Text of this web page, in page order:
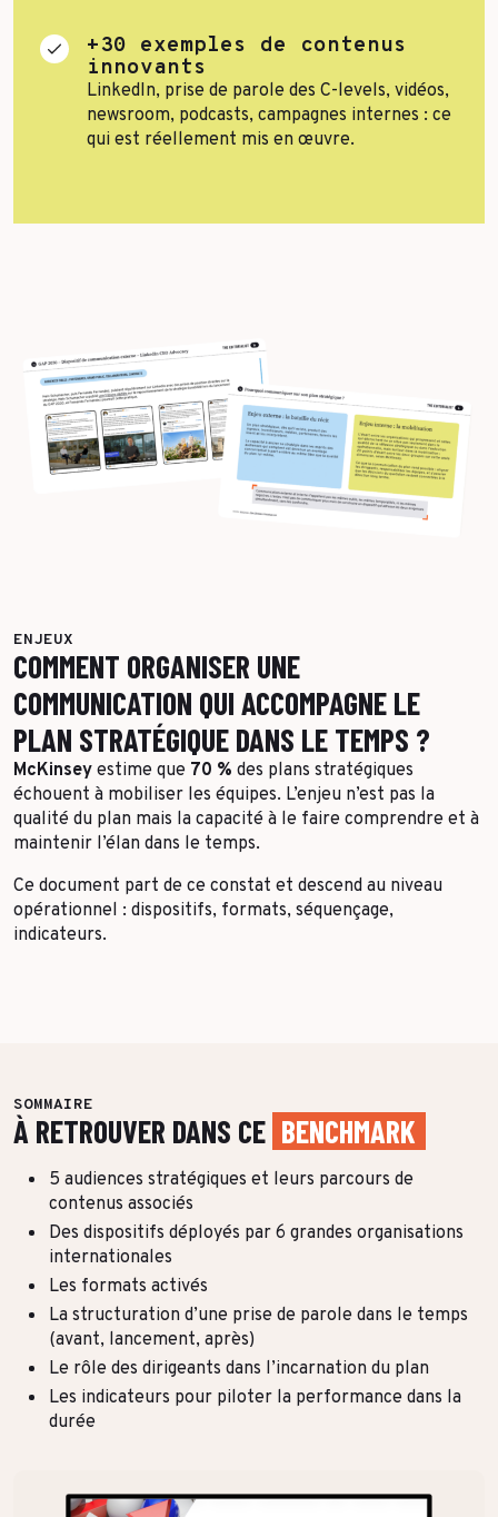
+30 exemples de contenus
innovants
LinkedIn, prise de parole des C-levels, vidéos,
newsroom, podcasts, campagnes internes : ce
qui est réellement mis en œuvre.
ENJEUX
COMMENT ORGANISER UNE
COMMUNICATION QUI ACCOMPAGNE LE
PLAN STRATÉGIQUE DANS LE TEMPS ?
McKinsey estime que 70 % des plans stratégiques
échouent à mobiliser les équipes. L’enjeu n’est pas la
qualité du plan mais la capacité à le faire comprendre et à
maintenir l’élan dans le temps.
Ce document part de ce constat et descend au niveau
opérationnel : dispositifs, formats, séquençage,
indicateurs.
SOMMAIRE
À RETROUVER DANS CE BENCHMARK
5 audiences stratégiques et leurs parcours de
contenus associés
Des dispositifs déployés par 6 grandes organisations
internationales
Les formats activés
La structuration d’une prise de parole dans le temps
(avant, lancement, après)
Le rôle des dirigeants dans l’incarnation du plan
Les indicateurs pour piloter la performance dans la
durée